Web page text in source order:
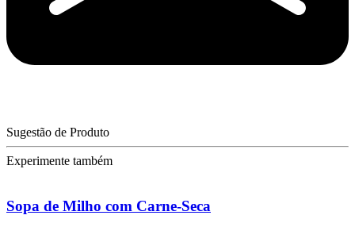
Sugestão de Produto
Experimente também
Sopa de Milho com Carne-Seca